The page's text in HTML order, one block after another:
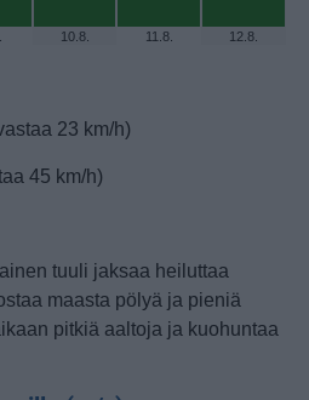
10.8. 11.8. 12.8.
23 km/h)
45 km/h)
tuuli jaksaa heiluttaa
maasta pölyä ja pieniä
pitkiä aaltoja ja kuohuntaa